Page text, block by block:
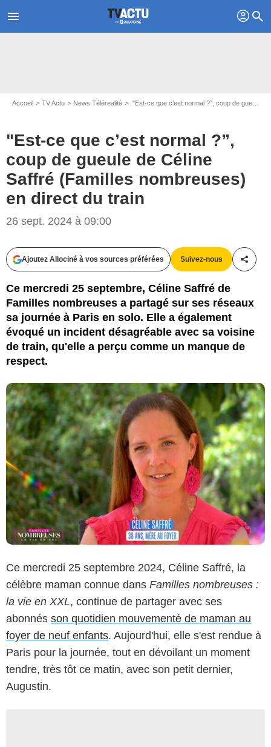
menu profil search
Accueil TV Actu News Télérealité "Est-ce que c’est normal ?”, coup de gueule de Céline Saffré (Familles nombreuses) en direct du train
"Est-ce que c’est normal ?”,
coup de gueule de Céline
Saffré (Familles nombreuses)
en direct du train
26 sept. 2024 à 09:00
Ajoutez Allociné à vos sources préférées Suivez-nous
Ce mercredi 25 septembre, Céline Saffré de
Familles nombreuses a partagé sur ses réseaux
sa journée à Paris en solo. Elle a également
évoqué un incident désagréable avec sa voisine
de train, qu'elle a perçu comme un manque de
respect.
Capture d'écran Familles nombreuses / TF1
Ce mercredi 25 septembre 2024, Céline Saffré, la
célèbre maman connue dans Familles nombreuses :
la vie en XXL, continue de partager avec ses
abonnés son quotidien mouvementé de maman au
foyer de neuf enfants. Aujourd'hui, elle s'est rendue à
Paris pour la journée, tout en dévoilant un moment
tendre, très tôt ce matin, avec son petit dernier,
Augustin.